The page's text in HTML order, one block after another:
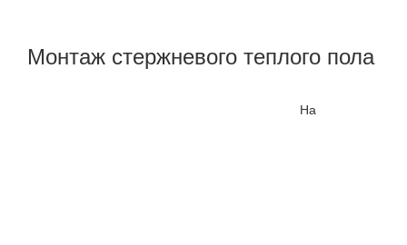
Монтаж стержневого теплого пола
На